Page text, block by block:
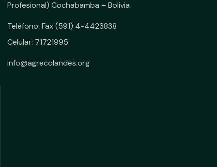
Profesional) Cochabamba – Bolivia
Teléfono: Fax (591) 4-4423838
Celular: 71721995
info@agrecolandes.org